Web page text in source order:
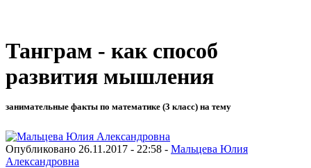
Танграм - как способ
развития мышления
занимательные факты по математике (3 класс) на тему
Опубликовано 26.11.2017 - 22:58 - Мальцева Юлия
Александровна